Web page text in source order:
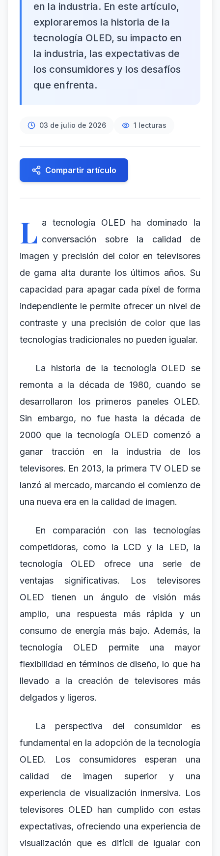
en la industria. En este artículo,
exploraremos la historia de la
tecnología OLED, su impacto en
la industria, las expectativas de
los consumidores y los desafíos
que enfrenta.
03 de julio de 2026 1 lecturas
Compartir artículo
L a tecnología OLED ha dominado la
conversación sobre la calidad de
imagen y precisión del color en televisores
de gama alta durante los últimos años. Su
capacidad para apagar cada píxel de forma
independiente le permite ofrecer un nivel de
contraste y una precisión de color que las
tecnologías tradicionales no pueden igualar.
La historia de la tecnología OLED se
remonta a la década de 1980, cuando se
desarrollaron los primeros paneles OLED.
Sin embargo, no fue hasta la década de
2000 que la tecnología OLED comenzó a
ganar tracción en la industria de los
televisores. En 2013, la primera TV OLED se
lanzó al mercado, marcando el comienzo de
una nueva era en la calidad de imagen.
En comparación con las tecnologías
competidoras, como la LCD y la LED, la
tecnología OLED ofrece una serie de
ventajas significativas. Los televisores
OLED tienen un ángulo de visión más
amplio, una respuesta más rápida y un
consumo de energía más bajo. Además, la
tecnología OLED permite una mayor
flexibilidad en términos de diseño, lo que ha
llevado a la creación de televisores más
delgados y ligeros.
La perspectiva del consumidor es
fundamental en la adopción de la tecnología
OLED. Los consumidores esperan una
calidad de imagen superior y una
experiencia de visualización inmersiva. Los
televisores OLED han cumplido con estas
expectativas, ofreciendo una experiencia de
visualización que es difícil de igualar con